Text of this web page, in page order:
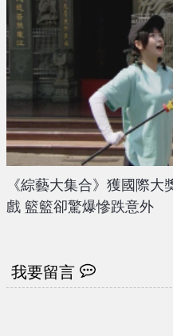
《綜藝大集合》獲國際
戲 籃籃卻驚爆慘跌意外
我要留言